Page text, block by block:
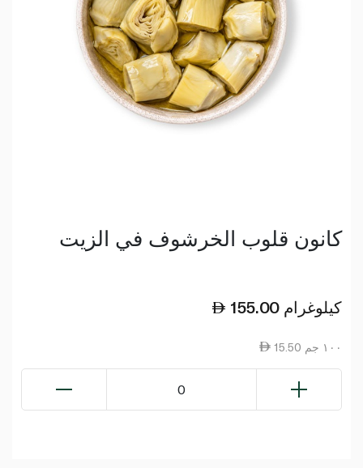
كانون قلوب الخرشوف في الزيت
155.00 كيلوغرام
15.50 ١٠٠ جم
0